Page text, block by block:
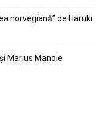
norvegiană” de Haruki
Marius Manole